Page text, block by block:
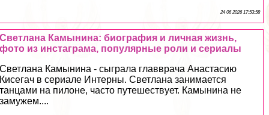
24 06 2026 17:53:58
Светлана Камынина: биография и личная жизнь,
фото из инстаграма, популярные роли и сериалы
Светлана Камынина - сыграла главврача Анастасию
Кисегач в сериале Интерны. Светлана занимается
танцами на пилоне, часто путешествует. Камынина не
замужем....